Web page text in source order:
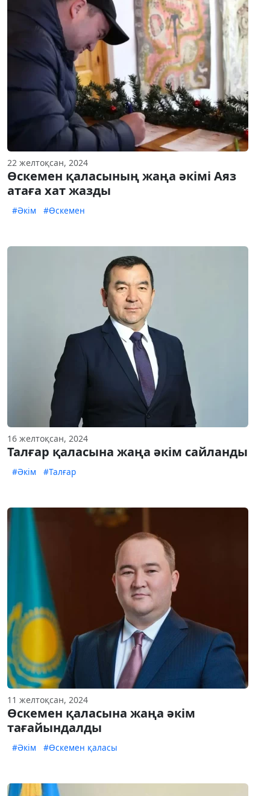
22 желтоқсан, 2024
Өскемен қаласының жаңа әкімі Аяз
атаға хат жазды
#Әкім #Өскемен
16 желтоқсан, 2024
Талғар қаласына жаңа әкім сайланды
#Әкім #Талғар
11 желтоқсан, 2024
Өскемен қаласына жаңа әкім
тағайындалды
#Әкім #Өскемен қаласы